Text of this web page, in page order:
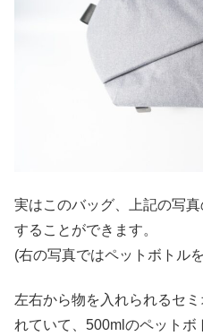
実はこのバッグ、上記の写
することができます。
(右の写真ではペットボトル
左右から物を入れられるセ
れていて、500mlのペットボ